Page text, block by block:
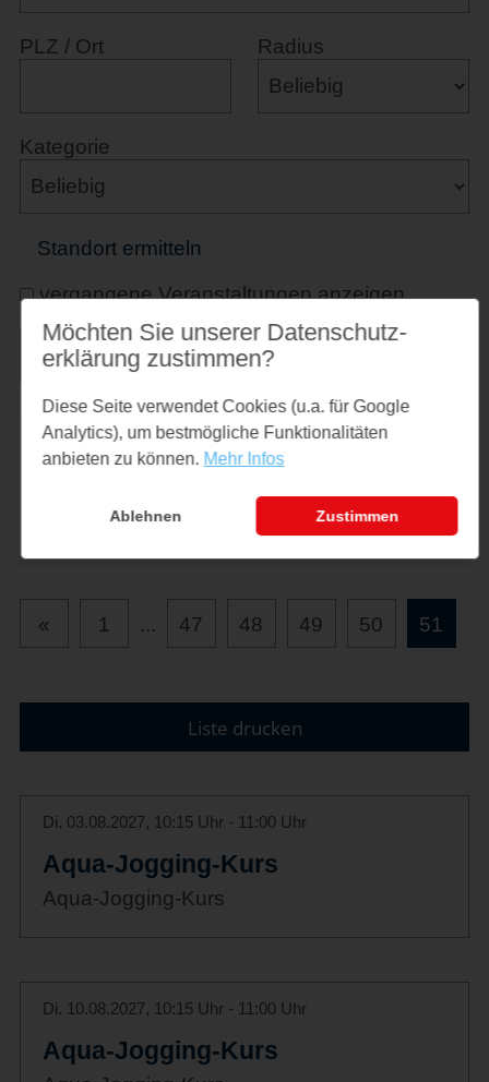
PLZ / Ort Radius
Kategorie
Standort ermitteln
vergangene Veranstaltungen anzeigen
Suchkriterien:
« 1 ... 47 48 49 50 51
Liste drucken
Di. 03.08.2027, 10:15 Uhr - 11:00 Uhr
Aqua-Jogging-Kurs
Aqua-Jogging-Kurs
Di. 10.08.2027, 10:15 Uhr - 11:00 Uhr
Aqua-Jogging-Kurs
Möchten Sie unserer Datenschutz­
erklärung zustimmen?
Diese Seite verwendet Cookies (u.a. für Google
Analytics), um bestmögliche Funktionalitäten
anbieten zu können. Mehr Infos
Ablehnen Zustimmen